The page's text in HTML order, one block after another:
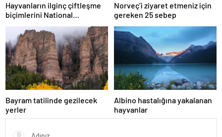
Hayvanların ilginç çiftleşme
biçimlerini National
Geographic görüntüledi.
Norveç’i ziyaret etmeniz için
gereken 25 sebep
Bayram tatilinde gezilecek
yerler
Albino hastalığına yakalanan
hayvanlar